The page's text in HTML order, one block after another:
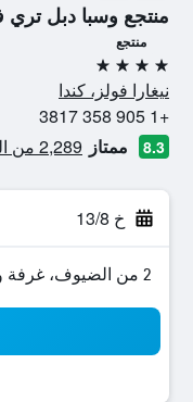
منتجع وسبا دبل تري
منتجع
4 نجوم
نيغارا فولز، كندا
+1 905 358 3817
8.3 ممتاز 2,289 من التقييمات تم التحقق منها
خ 13/8
2 من الضيوف، غرفة واحدة